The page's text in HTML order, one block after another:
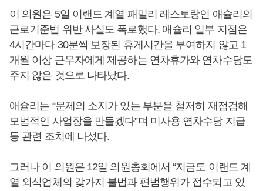
이 의원은 5일 이랜드 계열 패밀리 레스토랑인 애슐리의
근로기준법 위반 사실도 폭로했다. 애슐리 일부 지점은
4시간마다 30분씩 보장된 휴게시간을 부여하지 않고 1
개월 이상 근무자에게 제공하는 연차휴가와 연차수당도
주지 않은 것으로 나타났다.
애슐리는 “문제의 소지가 있는 부분을 철저히 재점검해
모범적인 사업장을 만들겠다”며 미사용 연차수당 지급
등 관련 조치에 나섰다.
그러나 이 의원은 12일 의원총회에서 “지금도 이랜드 계
열 외식업체의 갖가지 불법과 편범행위가 접수되고 있